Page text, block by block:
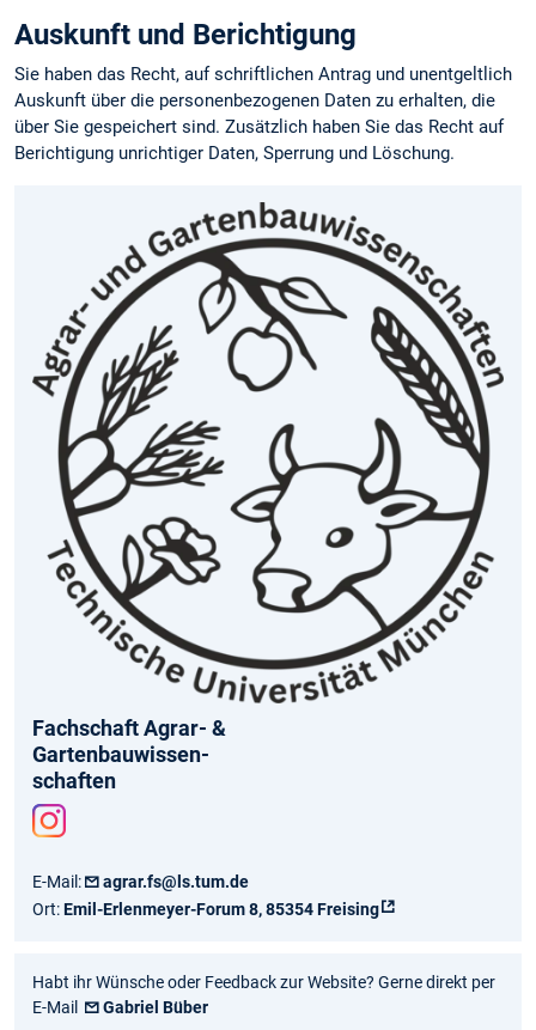
Auskunft und Berichtigung
Sie haben das Recht, auf schriftlichen Antrag und unentgeltlich
Auskunft über die personen­bezogenen Daten zu erhalten, die
über Sie gespeichert sind. Zusätzlich haben Sie das Recht auf
Berichtigung unrichtiger Daten, Sperrung und Löschung.
Fachschaft Agrar- &
Gartenbauwissen-
schaften
agr
am
E-Mail:
agrar.fs@ls.tum.de
Ort:Emil-Erlenmeyer-Forum 8, 85354 Freising
Habt ihr Wünsche oder Feedback zur Website? Gerne direkt per
E-Mail
Gabriel Büber